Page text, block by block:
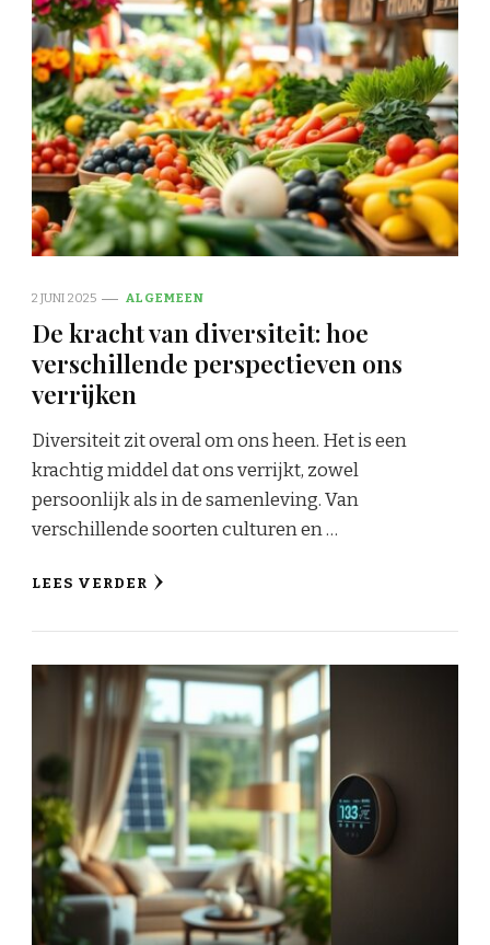
2 JUNI 2025 ALGEMEEN
De kracht van diversiteit: hoe
verschillende perspectieven ons
verrijken
Diversiteit zit overal om ons heen. Het is een
krachtig middel dat ons verrijkt, zowel
persoonlijk als in de samenleving. Van
verschillende soorten culturen en …
LEES VERDER